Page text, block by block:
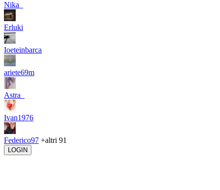
Nika_
Erluki
Ioeteinbarca
ariete69m
Astra_
Ivan1976
Federico97 +altri 91
LOGIN